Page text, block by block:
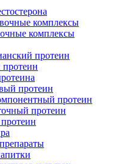
комплексы
комплексы
протеин
протеин
протеин
протеин